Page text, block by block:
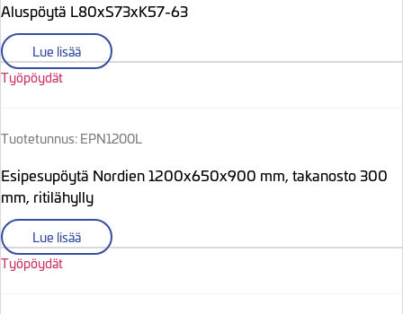
Aluspöytä L80xS73xK57-63
Lue lisää
Työpöydät
Tuotetunnus: EPN1200L
Esipesupöytä Nordien 1200x650x900 mm, takanosto 300
mm, ritilähylly
Lue lisää
Työpöydät